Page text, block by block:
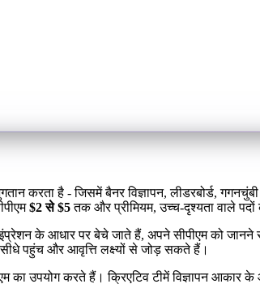
करता है - जिसमें बैनर विज्ञापन, लीडरबोर्ड,
$2 से $5तक और प्रीमियम, उच्च-दृश्यता वाले
इंप्रेशन के आधार पर बेचे जाते हैं, अपने सीपीएम को
पहुंच और आवृत्ति लक्ष्यों से जोड़ सकते हैं।
का उपयोग करते हैं। क्रिएटिव टीमें विज्ञापन आकार